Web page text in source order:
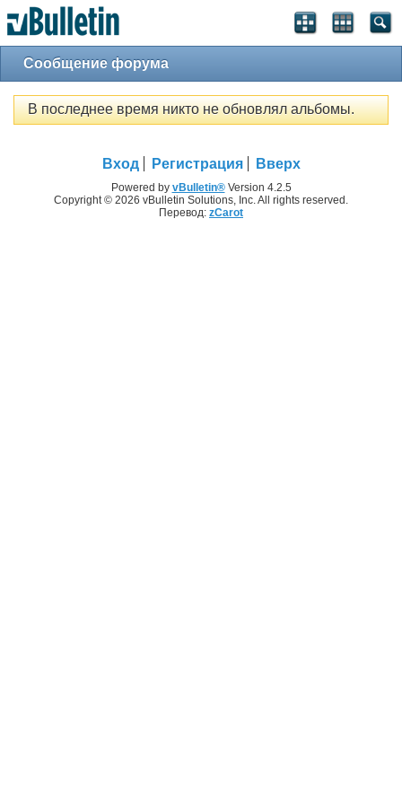
Сообщение форума
В последнее время никто не обновлял альбомы.
Вход Регистрация Вверх
Powered by vBulletin®Version 4.2.5
Copyright © 2026 vBulletin Solutions, Inc. All rights reserved.
Перевод: zCarot